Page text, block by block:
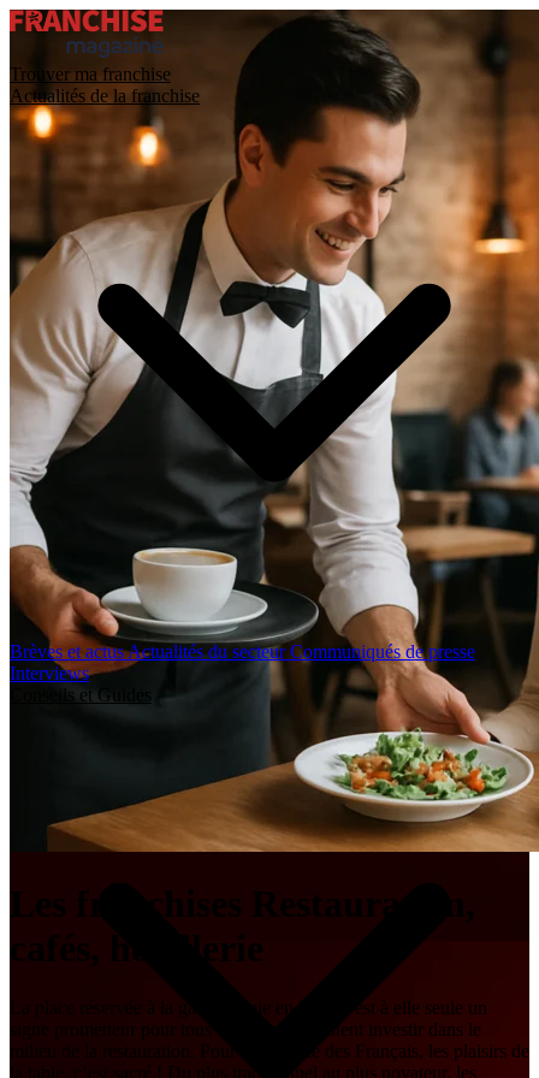
Trouver ma franchise
Actualités de la franchise
Brèves et actusActualités du secteurCommuniqués de presse
Interviews
Conseils et Guides
Les franchises Restauration,
cafés, hôtellerie
La place réservée à la gastronomie en France est à elle seule un
signe prometteur pour tous ceux qui souhaitent investir dans le
milieu de la restauration. Pour la majorité des Français, les plaisirs de
la table, c’est sacré ! Du plus traditionnel au plus novateur, les